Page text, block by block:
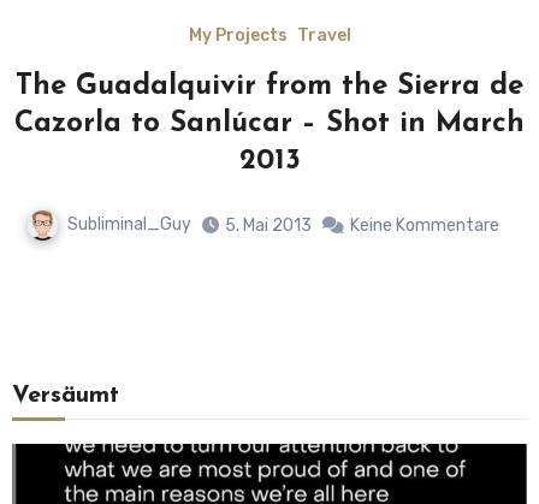
My Projects Travel
The Guadalquivir from the Sierra de
Cazorla to Sanlúcar – Shot in March
2013
Subliminal_Guy 5. Mai 2013 Keine Kommentare
Versäumt